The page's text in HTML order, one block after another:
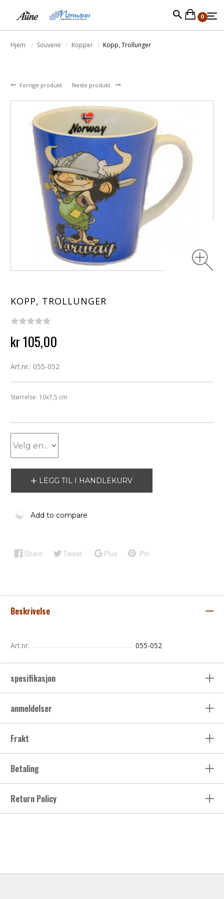
0
Hjem Souvenir Kopper Kopp, Trollunger
Forrige produkt Neste produkt
KOPP, TROLLUNGER
kr 105,00
Art.nr.: 055-052
Størrelse: 10x7,5 cm
LEGG TIL I HANDLEKURV
Add to compare
Share Tweet Plus Pin
Beskrivelse
Art.nr. 055-052
spesifikasjon
anmeldelser
Frakt
Betaling
Return Policy